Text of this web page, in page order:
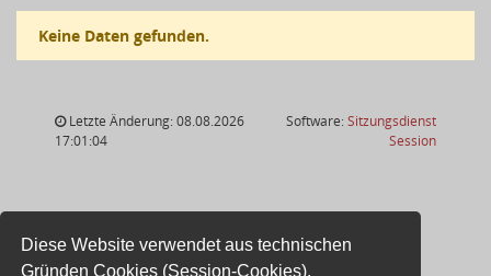
Diese Website verwendet aus technischen
Gründen Cookies (Session-Cookies).
Keine Daten gefunden.
Letzte Änderung: 08.08.2026
17:01:04
Software:Sitzungsdienst
Session(Wird in